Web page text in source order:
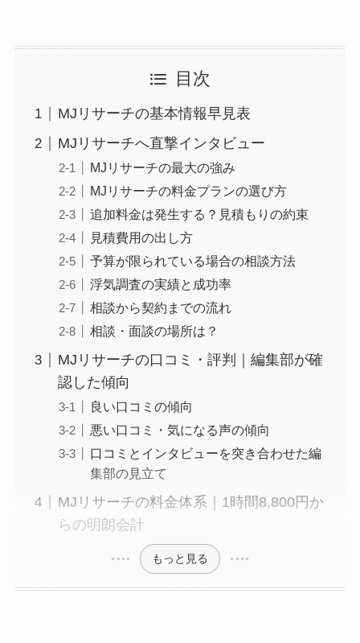
目次
MJリサーチの基本情報早見表
MJリサーチへ直撃インタビュー
MJリサーチの最大の強み
MJリサーチの料金プランの選び方
追加料金は発生する？見積もりの約束
見積費用の出し方
予算が限られている場合の相談方法
浮気調査の実績と成功率
相談から契約までの流れ
相談・面談の場所は？
MJリサーチの口コミ・評判｜編集部が確
認した傾向
良い口コミの傾向
悪い口コミ・気になる声の傾向
口コミとインタビューを突き合わせた編
集部の見立て
MJリサーチの料金体系｜1時間8,800円か
らの明朗会計
もっと見る